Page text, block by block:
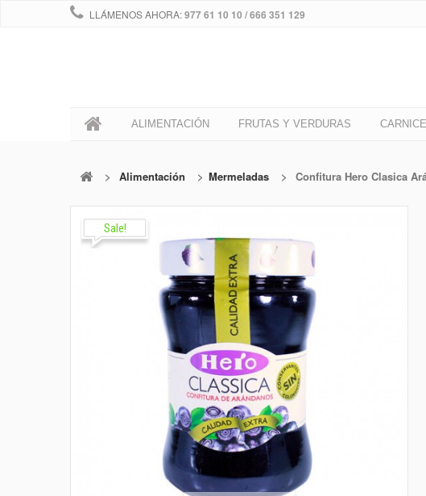
LLÁMENOS AHORA:977 61 10 10 / 666 351 129
ALIMENTACIÓN FRUTAS Y VERDURAS
> Alimentación > Mermeladas > Confitura Hero Clasica
Sale!